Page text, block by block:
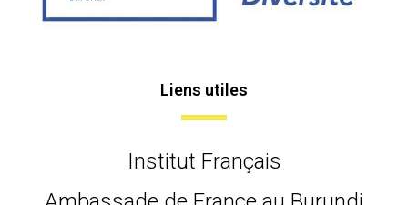
Liens utiles
Institut Français